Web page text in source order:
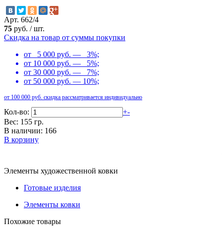
Арт. 662/4
75 руб. /шт.
Скидка на товар от суммы покупки
от 5 000 руб. — 3%;
от 10 000 руб. — 5%;
от 30 000 руб. — 7%;
от 50 000 руб. — 10%;
от 100 000 руб. скидка рассматривается индивидуально
Кол-во: +-
Вес: 155 гр.
В наличии: 166
В корзину
Элементы художественной ковки
Готовые изделия
Элементы ковки
Похожие товары